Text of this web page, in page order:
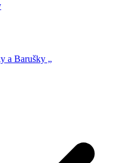
a Barušky „